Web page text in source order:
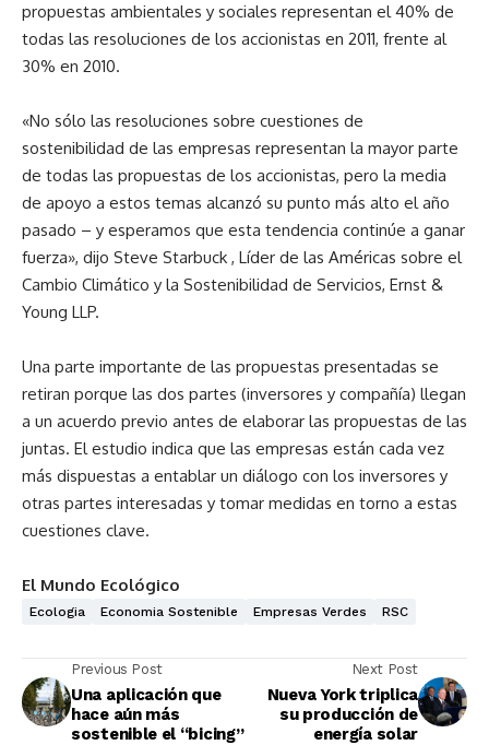
propuestas ambientales y sociales representan el 40% de
todas las resoluciones de los accionistas en 2011, frente al
30% en 2010.
«No sólo las resoluciones sobre cuestiones de
sostenibilidad de las empresas representan la mayor parte
de todas las propuestas de los accionistas, pero la media
de apoyo a estos temas alcanzó su punto más alto el año
pasado – y esperamos que esta tendencia continúe a ganar
fuerza», dijo Steve Starbuck , Líder de las Américas sobre el
Cambio Climático y la Sostenibilidad de Servicios, Ernst &
Young LLP.
Una parte importante de las propuestas presentadas se
retiran porque las dos partes (inversores y compañía) llegan
a un acuerdo previo antes de elaborar las propuestas de las
juntas. El estudio indica que las empresas están cada vez
más dispuestas a entablar un diálogo con los inversores y
otras partes interesadas y tomar medidas en torno a estas
cuestiones clave.
El Mundo Ecológico
Ecologia Economia Sostenible Empresas Verdes RSC
Previous Post
Una aplicación que
hace aún más
sostenible el “bicing”
Next Post
Nueva York triplica
su producción de
energía solar